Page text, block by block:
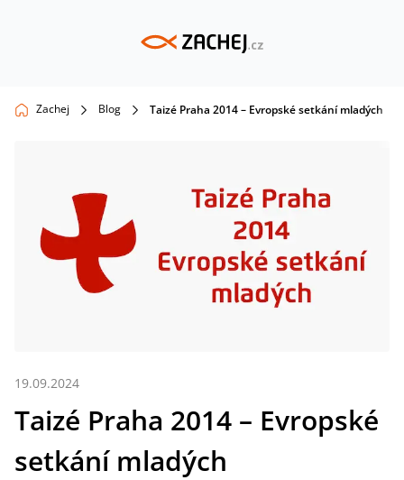
Zachej Blog Taizé Praha 2014 – Evropské setkání mladých
19.09.2024
Taizé Praha 2014 – Evropské
setkání mladých